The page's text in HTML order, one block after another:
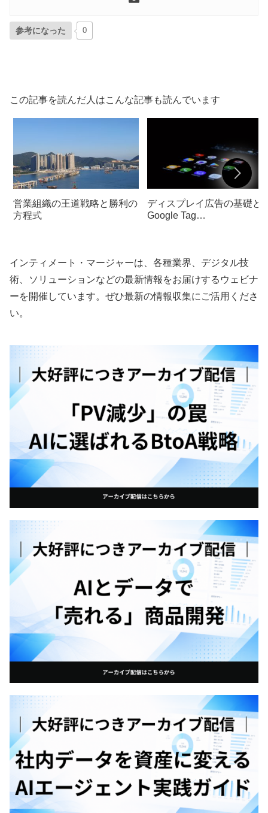
参考になった 0
この記事を読んだ人はこんな記事も読んでいます
営業組織の王道戦略と勝利の
方程式
ディスプレイ広告の基礎と
Google Tag
インティメート・マージャーは、各種業界、デジタル技
術、ソリューションなどの最新情報をお届けするウェビナ
ーを開催しています。ぜひ最新の情報収集にご活用くださ
い。